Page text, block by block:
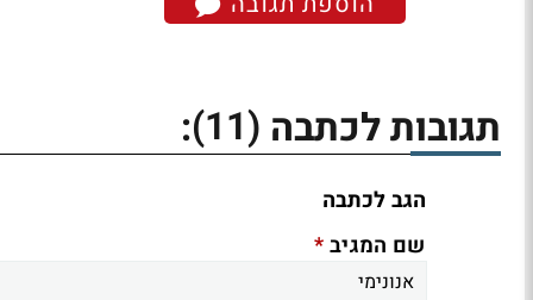
תגובות לכתבה (11)
:
הגב לכתבה
שם המגיב*